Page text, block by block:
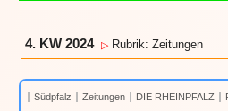
4. KW 2024 ▷ Rubrik: Zeitungen
Südpfalz Zeitungen DIE RHEINPFALZ